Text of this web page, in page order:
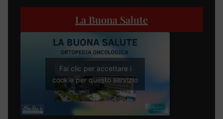
La Buona Salute
Fai clic per accettare i
cookie per questo servizio